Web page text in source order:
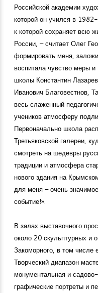
Российской академии
которой он учился в
к которой сохраняет всю
России, – считает Олег
формировать меня,
воспитала чувство меры и
школы Константин
Иванович Благовестнов,
весь слаженный
учеников атмосферу
Первоначально школа
Третьяковской галереи,
смотреть на шедевры
традиции и атмосфера
нового здания на
для меня – очень
событие!».
В залах выставочного
около 20 скульптурных и
Закоморного, в том числе
Творческий диапазон
монументальная и
графические портреты и